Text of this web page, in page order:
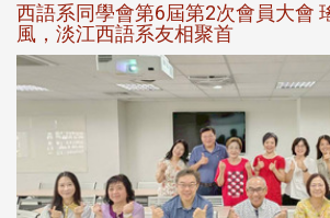
西語系同學會第6屆第2次會員大會
風，淡江西語系友相聚首